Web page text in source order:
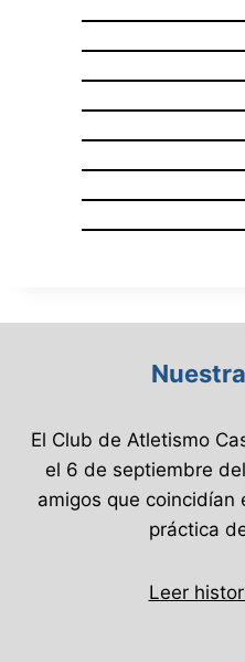
El Club de Atletismo
el 6 de septiembre
amigos que coincidían
práctica
Leer